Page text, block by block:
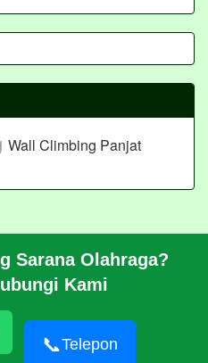
Sarana Olahraga?
Kami
📞Telepon
Wall Climbing Panjat